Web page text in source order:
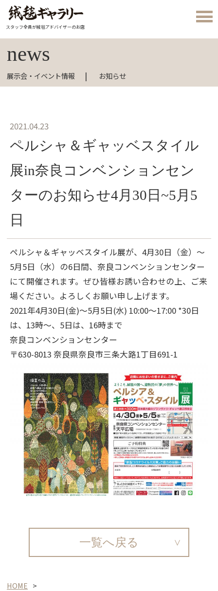
スタッフ全員が絨毯アドバイザーのお店
news
展示会・イベント情報 お知らせ
2021.04.23
ペルシャ＆ギャッベスタイル
展in奈良コンベンションセン
ターのお知らせ4月30日~5月5
日
ペルシャ＆ギャッベスタイル展が、4月30日（金）～
5月5日（水）の6日間、奈良コンベンションセンター
にて開催されます。ぜひ皆様お誘い合わせの上、ご来
場ください。よろしくお願い申し上げます。
2021年4月30日(金)～5月5日(水) 10:00～17:00 *30日
は、13時～、5日は、16時まで
奈良コンベンションセンター
〒630-8013 奈良県奈良市三条大路1丁目691-1
一覧へ戻る
HOME